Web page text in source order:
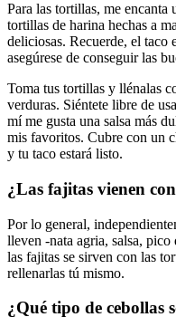
Para las tortillas, me encanta
tortillas de harina hechas a
deliciosas. Recuerde, el taco
asegúrese de conseguir las
Toma tus tortillas y llénalas
verduras. Siéntete libre de
mí me gusta una salsa más
mis favoritos. Cubre con un
y tu taco estará listo.
¿Las fajitas vienen
Por lo general,
lleven -nata agria, salsa,
las fajitas se sirven con las
rellenarlas tú mismo.
¿Qué tipo de cebollas